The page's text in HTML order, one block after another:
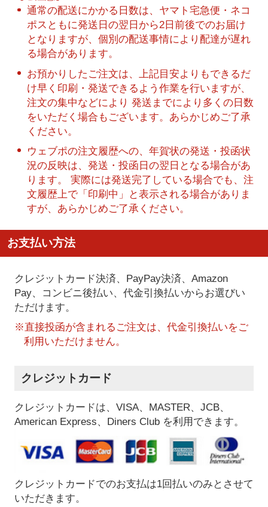
通常の配送にかかる日数は、ヤマト宅急便・ネコ
ポスともに発送日の翌日から2日前後でのお届け
となりますが、個別の配送事情により配達が遅れ
る場合があります。
お預かりしたご注文は、上記目安よりもできるだ
け早く印刷・発送できるよう作業を行いますが、
注文の集中などにより 発送までにより多くの日数
をいただく場合もございます。あらかじめご了承
ください。
ウェブポの注文履歴への、年賀状の発送・投函状
況の反映は、発送・投函日の翌日となる場合があ
ります。 実際には発送完了している場合でも、注
文履歴上で「印刷中」と表示される場合がありま
すが、あらかじめご了承ください。
お支払い方法
クレジットカード決済、PayPay決済、Amazon
Pay、コンビニ後払い、代金引換払いからお選びい
ただけます。
※直接投函が含まれるご注文は、代金引換払いをご
利用いただけません。
クレジットカード
クレジットカードは、VISA、MASTER、JCB、
American Express、Diners Club を利用できます。
クレジットカードでのお支払は1回払いのみとさせて
いただきます。